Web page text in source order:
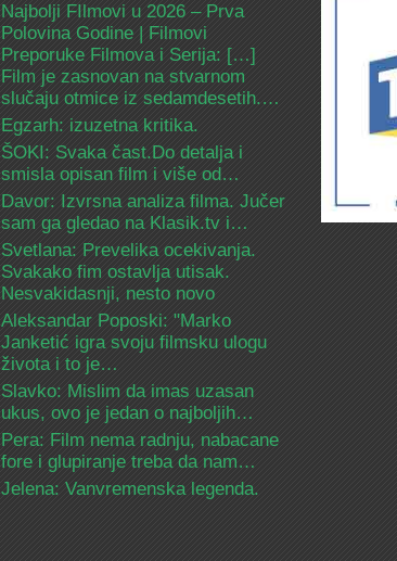
Najbolji FIlmovi u 2026 – Prva
Polovina Godine | Filmovi
Preporuke Filmova i Serija: […]
Film je zasnovan na stvarnom
slučaju otmice iz sedamdesetih.…
Egzarh: izuzetna kritika.
ŠOKI: Svaka čast.Do detalja i
smisla opisan film i više od…
Davor: Izvrsna analiza filma. Jučer
sam ga gledao na Klasik.tv i…
Svetlana: Prevelika ocekivanja.
Svakako fim ostavlja utisak.
Nesvakidasnji, nesto novo
Aleksandar Poposki: "Marko
Janketić igra svoju filmsku ulogu
života i to je…
Slavko: Mislim da imas uzasan
ukus, ovo je jedan o najboljih…
Pera: Film nema radnju, nabacane
fore i glupiranje treba da nam…
Jelena: Vanvremenska legenda.